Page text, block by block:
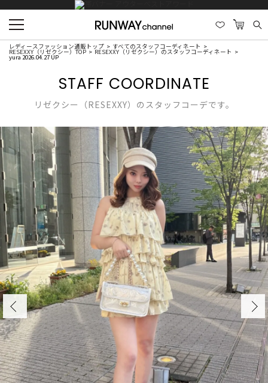
レディースファッション通販トップ すべてのスタッフコーディネート
RESEXXY（リゼクシー）TOP RESEXXY（リゼクシー）のスタッフコーディネート
yura 2026.04.27 UP
STAFF COORDINATE
リゼクシー（RESEXXY）のスタッフコーデです。